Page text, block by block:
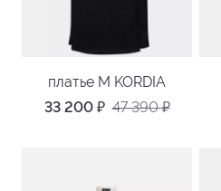
платье M KORDIA
33 200 ₽ 47 390₽